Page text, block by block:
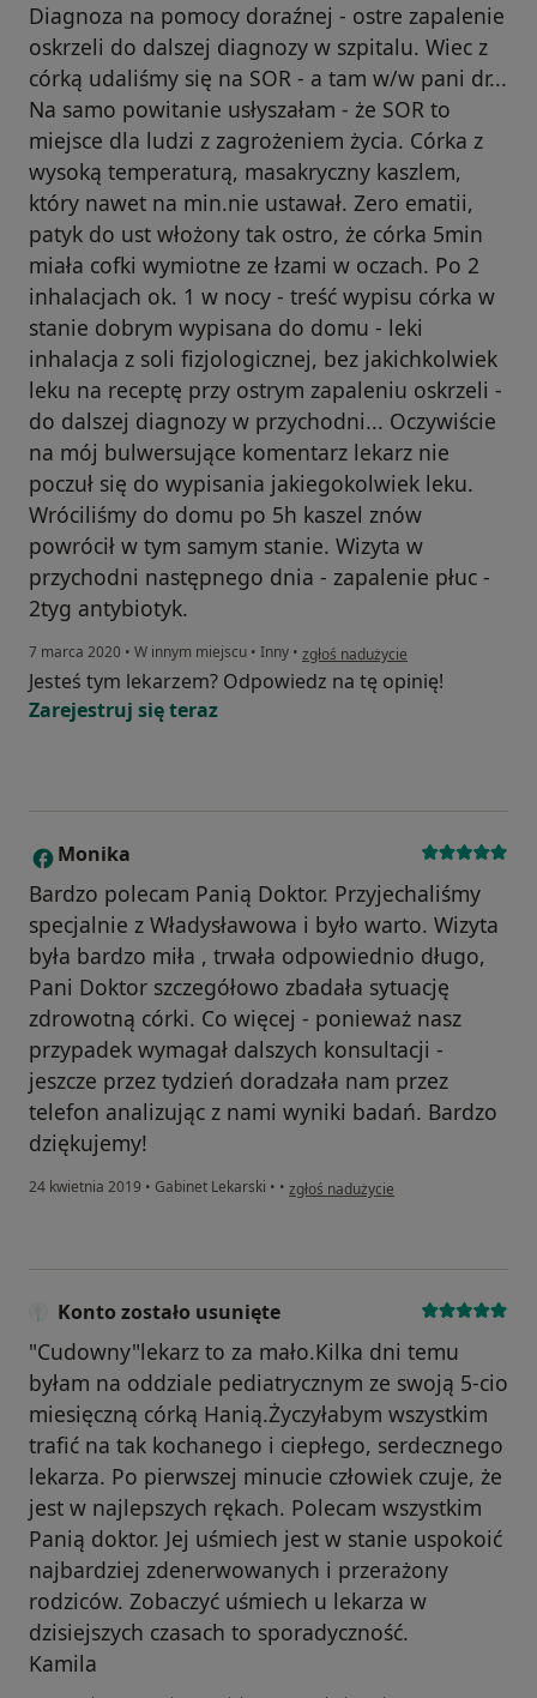
Diagnoza na pomocy doraźnej - ostre zapalenie
oskrzeli do dalszej diagnozy w szpitalu. Wiec z
córką udaliśmy się na SOR - a tam w/w pani dr...
Na samo powitanie usłyszałam - że SOR to
miejsce dla ludzi z zagrożeniem życia. Córka z
wysoką temperaturą, masakryczny kaszlem,
który nawet na min.nie ustawał. Zero ematii,
patyk do ust włożony tak ostro, że córka 5min
miała cofki wymiotne ze łzami w oczach. Po 2
inhalacjach ok. 1 w nocy - treść wypisu córka w
stanie dobrym wypisana do domu - leki
inhalacja z soli fizjologicznej, bez jakichkolwiek
leku na receptę przy ostrym zapaleniu oskrzeli -
do dalszej diagnozy w przychodni... Oczywiście
na mój bulwersujące komentarz lekarz nie
poczuł się do wypisania jakiegokolwiek leku.
Wróciliśmy do domu po 5h kaszel znów
powrócił w tym samym stanie. Wizyta w
przychodni następnego dnia - zapalenie płuc -
2tyg antybiotyk.
7 marca 2020 • W innym miejscu • Inny • w opinii użytkownika Pacjent z SOR
zgłoś nadużycie
Jesteś tym lekarzem? Odpowiedz na tę opinię!
Zarejestruj się teraz
M Monika
Bardzo polecam Panią Doktor. Przyjechaliśmy
specjalnie z Władysławowa i było warto. Wizyta
była bardzo miła , trwała odpowiednio długo,
Pani Doktor szczegółowo zbadała sytuację
zdrowotną córki. Co więcej - ponieważ nasz
przypadek wymagał dalszych konsultacji -
jeszcze przez tydzień doradzała nam przez
telefon analizując z nami wyniki badań. Bardzo
dziękujemy!
24 kwietnia 2019 • Gabinet Lekarski • • w opinii użytkownika Monika
zgłoś nadużycie
Konto zostało usunięte
"Cudowny"lekarz to za mało.Kilka dni temu
byłam na oddziale pediatrycznym ze swoją 5-cio
miesięczną córką Hanią.Życzyłabym wszystkim
trafić na tak kochanego i ciepłego, serdecznego
lekarza. Po pierwszej minucie człowiek czuje, że
jest w najlepszych rękach. Polecam wszystkim
Panią doktor. Jej uśmiech jest w stanie uspokoić
najbardziej zdenerwowanych i przerażony
rodziców. Zobaczyć uśmiech u lekarza w
dzisiejszych czasach to sporadyczność.
Kamila